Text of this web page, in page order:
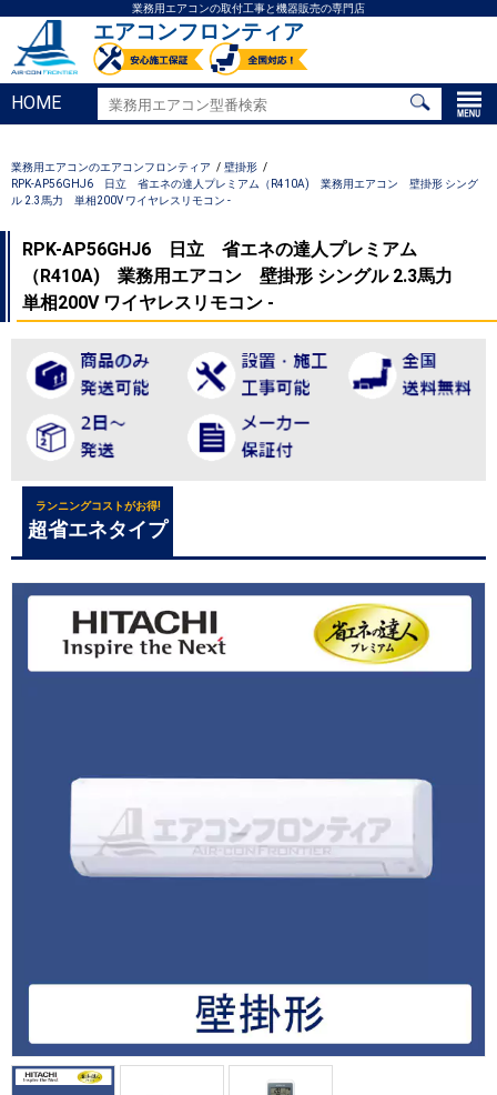
業務用エアコンの取付工事と機器販売の専門店
エアコンフロンティア
HOME
業務用エアコンのエアコンフロンティア
壁掛形
RPK-AP56GHJ6 日立 省エネの達人プレミアム（R410A) 業務用エアコン 壁掛形 シング
ル 2.3馬力 単相200V ワイヤレスリモコン -
RPK-AP56GHJ6 日立 省エネの達人プレミアム
（R410A) 業務用エアコン 壁掛形 シングル 2.3馬力
単相200V ワイヤレスリモコン -
ランニングコストがお得!
超省エネタイプ